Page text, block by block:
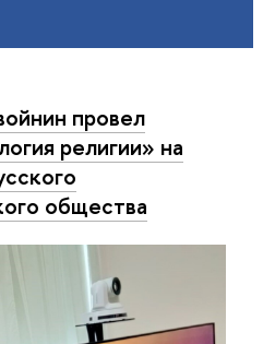
провел
религии» на
общества